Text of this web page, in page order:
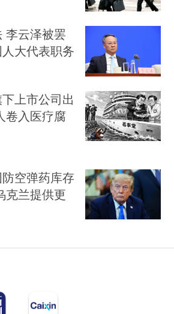
李云泽被罢
大代表职务
下上市公司出
卷入医疗腐
空弹药库存
克兰提供更